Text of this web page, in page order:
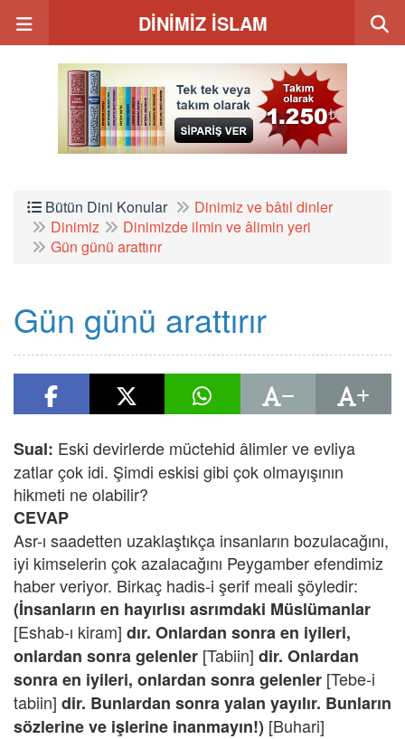
DİNİMİZ İSLAM
Bütün Dini Konular
Dinimiz ve bâtıl dinler
Dinimiz
Dinimizde ilmin ve âlimin yeri
Gün günü arattırır
Gün günü arattırır
Sual: Eski devirlerde müctehid âlimler ve evliya
zatlar çok idi. Şimdi eskisi gibi çok olmayışının
hikmeti ne olabilir?
CEVAP
Asr-ı saadetten uzaklaştıkça insanların bozulacağını,
iyi kimselerin çok azalacağını Peygamber efendimiz
haber veriyor. Birkaç hadis-i şerif meali şöyledir:
(İnsanların en hayırlısı asrımdaki Müslümanlar
[Eshab-ı kiram] dır. Onlardan sonra en iyileri,
onlardan sonra gelenler [Tabiin] dir. Onlardan
sonra en iyileri, onlardan sonra gelenler [Tebe-i
tabiin] dir. Bunlardan sonra yalan yayılır. Bunların
sözlerine ve işlerine inanmayın!) [Buhari]